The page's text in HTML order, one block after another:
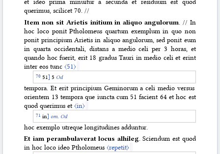
querimus, scilicet 70. //
Item non sit Arietis initium in aliquo angulorum . // In
hoc loco ponit Ptholomeus quartum exemplum in quo non
ponit principium Arietis in aliquo angulorum, sed ponit eum
in quarta occidentali, distans a medio celi per 3 horas, et
quando hoc fuerit, erit 18 gradus Tauri in medio celi et erint
inter eos tunc〈51〉
51] 5 Od
tempora. Et erit principium Geminorum a celi medio versus
orientem 13 tempora que iuncta cum 51 facient 64 et hoc est
quod querimus et〈in〉
in] om. Od
hoc exemplo utreque longitudines adduntur.
Et iam perambulaverat locus alhileg. Sciendum est quod
in hoc loco ideo Ptholomeus〈repetit〉